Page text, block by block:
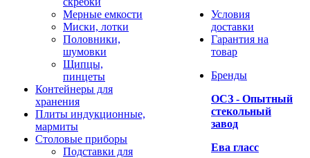
Мерные емкости
Миски, лотки
Половники,
шумовки
Щипцы,
пинцеты
Контейнеры для
хранения
Плиты индукционные,
мармиты
Столовые приборы
Подставки для
Условия
доставки
Гарантия на
товар
Бренды
ОСЗ - Опытный
стекольный
завод
Ева гласс